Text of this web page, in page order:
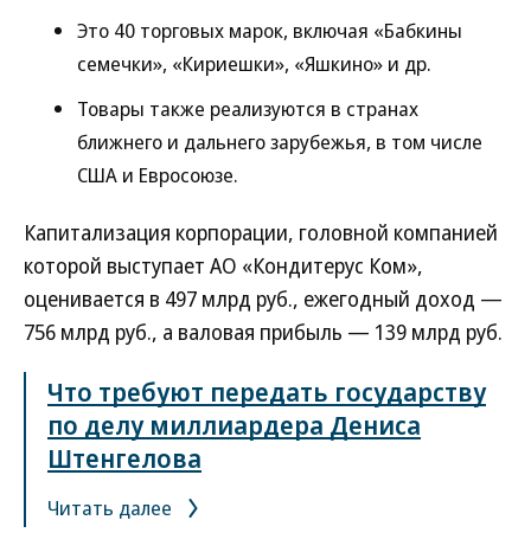
Это 40 торговых марок, включая «Бабкины
семечки», «Кириешки», «Яшкино» и др.
Товары также реализуются в странах
ближнего и дальнего зарубежья, в том числе
США и Евросоюзе.
Капитализация корпорации, головной компанией
которой выступает АО «Кондитерус Ком»,
оценивается в 497 млрд руб., ежегодный доход —
756 млрд руб., а валовая прибыль — 139 млрд руб.
Что требуют передать государству
по делу миллиардера Дениса
Штенгелова
Читать далее